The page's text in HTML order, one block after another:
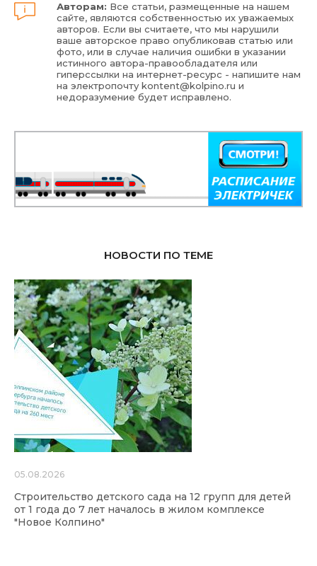
Авторам: Все статьи, размещенные на нашем
сайте, являются собственностью их уважаемых
авторов. Если вы считаете, что мы нарушили
ваше авторское право опубликовав статью или
фото, или в случае наличия ошибки в указании
истинного автора-правообладателя или
гиперссылки на интернет-ресурс - напишите нам
на электропочтуkontent@kolpino.ru и
недоразумение будет исправлено.
НОВОСТИ ПО ТЕМЕ
05.08.2026
Строительство детского сада на 12 групп для детей
от 1 года до 7 лет началось в жилом комплексе
"Новое Колпино"